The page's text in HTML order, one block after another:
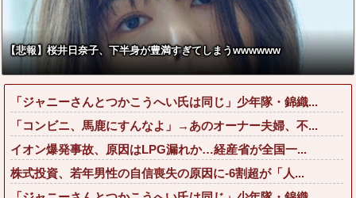
で600万再生を
突破してしまう
←正直、こう言
うのでいいんだ
よなw w w w w
w w w
【悲報】桜井日奈子、下半身が豊満すぎてしまうwwwwww
「ジャニーさんとつかこうへい氏は同じ」少年隊・錦織...
「コンビニ、馬鹿にすんなよ」→あのオーナー夫婦、不...
イオン爆発事故、原因はLPG漏れか…経産省が全国一...
株式投資、若年男性の自信喪失の原因に-6割超が「人...